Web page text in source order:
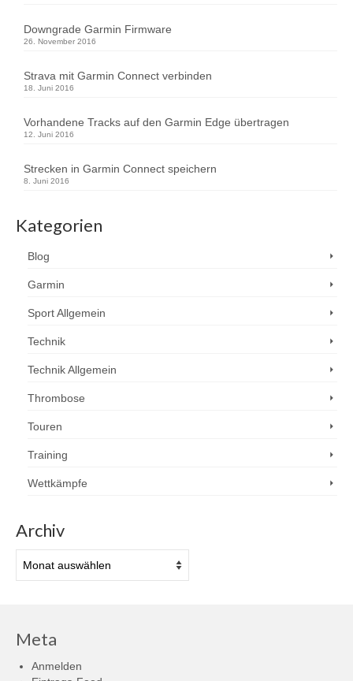
Downgrade Garmin Firmware
26. November 2016
Strava mit Garmin Connect verbinden
18. Juni 2016
Vorhandene Tracks auf den Garmin Edge übertragen
12. Juni 2016
Strecken in Garmin Connect speichern
8. Juni 2016
Kategorien
Blog
Garmin
Sport Allgemein
Technik
Technik Allgemein
Thrombose
Touren
Training
Wettkämpfe
Archiv
Meta
Anmelden